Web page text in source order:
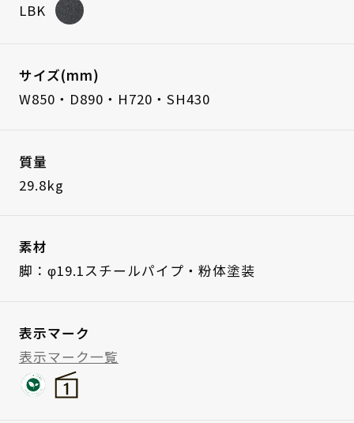
LBK
サイズ(mm)
W850・D890・H720・SH430
質量
29.8kg
素材
脚：φ19.1スチールパイプ・粉体塗装
表示マーク
表示マーク一覧